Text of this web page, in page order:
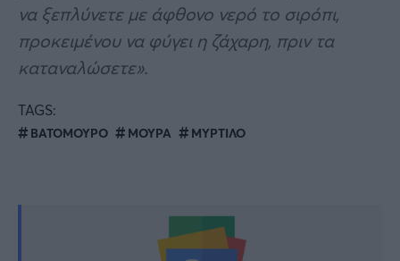
να ξεπλύνετε με άφθονο νερό το σιρόπι,
προκειμένου να φύγει η ζάχαρη, πριν τα
καταναλώσετε».
TAGS:
ΒΑΤΟΜΟΥΡΟ ΜΟΥΡΑ ΜΥΡΤΙΛΟ